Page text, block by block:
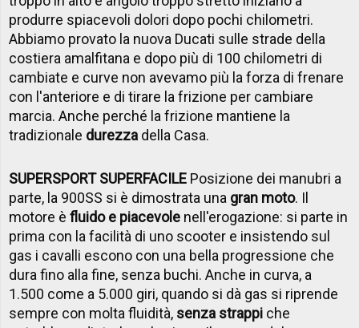
produrre spiacevoli dolori dopo pochi chilometri.
Abbiamo provato la nuova Ducati sulle strade della
costiera amalfitana e dopo più di 100 chilometri di
cambiate e curve non avevamo più la forza di frenare
con l'anteriore e di tirare la frizione per cambiare
marcia. Anche perché la frizione mantiene la
tradizionale durezza della Casa.
SUPERSPORT SUPERFACILE Posizione dei manubri a
parte, la 900SS si è dimostrata una gran moto. Il
motore èfluido e piacevole nell'erogazione: si parte in
prima con la facilità di uno scooter e insistendo sul
gas i cavalli escono con una bella progressione che
dura fino alla fine, senza buchi. Anche in curva, a
1.500 come a 5.000 giri, quando si dà gas si riprende
sempre con molta fluidità, senza strappi che